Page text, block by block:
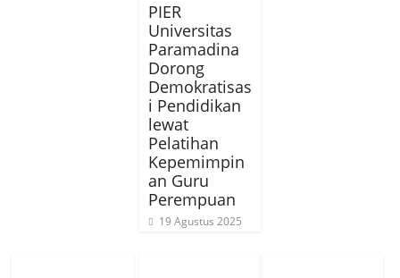
PIER
Universitas
Paramadina
Dorong
Demokratisas
i Pendidikan
lewat
Pelatihan
Kepemimpin
an Guru
Perempuan
19 Agustus 2025